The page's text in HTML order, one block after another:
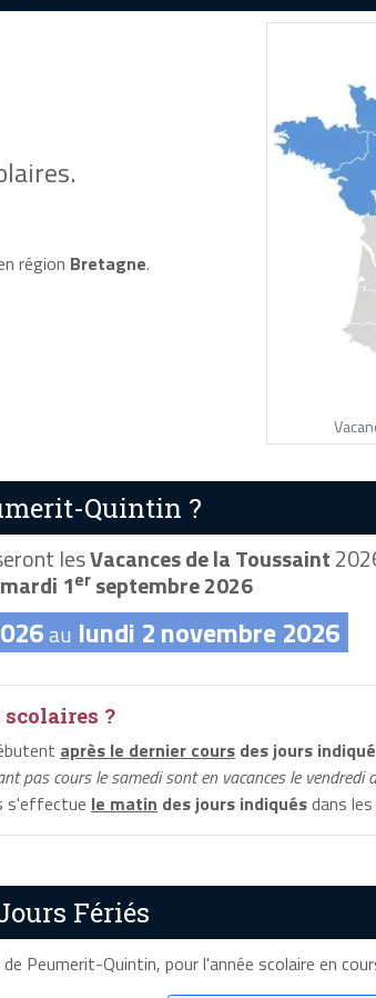
région Bretagne.
Quintin ?
lesVacances de la Toussaint
mardi 1er septembre 2026
au lundi 2 novembre 2026
?
après le dernier cours des jours
pas cours le samedi sont en vacances le vendredi
s'effectue le matin des jours indiquésdans
Fériés
Peumerit-Quintin, pour l'année scolaire en